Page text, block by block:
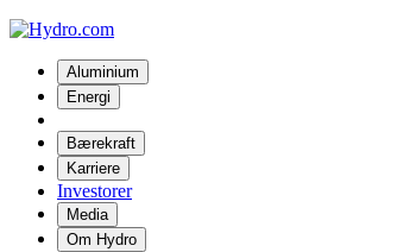
Aluminium
Energi
Bærekraft
Karriere
Investorer
Media
Om Hydro